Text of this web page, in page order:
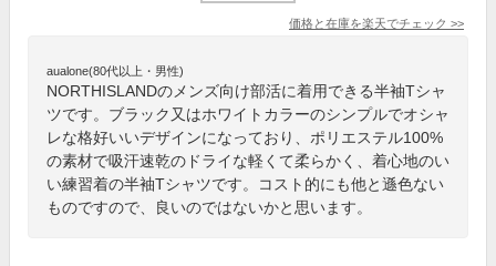
価格と在庫を楽天でチェック >>
aualone(80代以上・男性)
NORTHISLANDのメンズ向け部活に着用できる半袖Tシャ
ツです。ブラック又はホワイトカラーのシンプルでオシャ
レな格好いいデザインになっており、ポリエステル100%
の素材で吸汗速乾のドライな軽くて柔らかく、着心地のい
い練習着の半袖Tシャツです。コスト的にも他と遜色ない
ものですので、良いのではないかと思います。